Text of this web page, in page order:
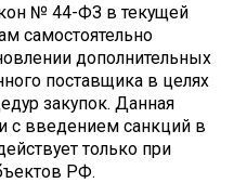
№ 44-ФЗ в текущей
самостоятельно
дополнительных
поставщика в целях
закупок. Данная
с введением санкций в
только при
РФ.